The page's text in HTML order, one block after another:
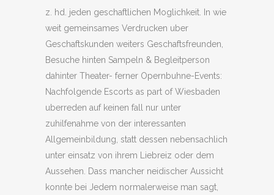
z. hd. jeden geschaftlichen Moglichkeit. In wie
weit gemeinsames Verdrucken uber
Geschaftskunden weiters Geschaftsfreunden,
Besuche hinten Sampeln & Begleitperson
dahinter Theater- ferner Opernbuhne-Events:
Nachfolgende Escorts as part of Wiesbaden
uberreden auf keinen fall nur unter
zuhilfenahme von der interessanten
Allgemeinbildung, statt dessen nebensachlich
unter einsatz von ihrem Liebreiz oder dem
Aussehen. Dass mancher neidischer Aussicht
konnte bei Jedem normalerweise man sagt,